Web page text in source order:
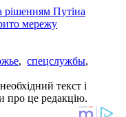
рішенням Путіна
мережу
, спецслужбы,
текст і
про це редакцію.